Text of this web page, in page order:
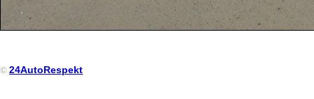
© 24AutoRespekt